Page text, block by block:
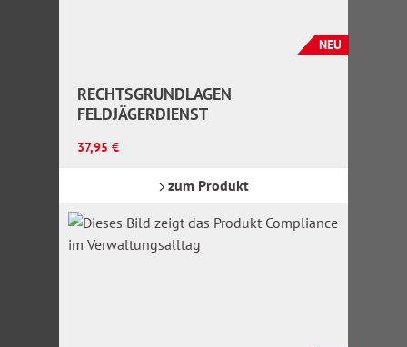
NEU
RECHTSGRUNDLAGEN
FELDJÄGERDIENST
Regulärer Preis:
37,95 €
zum Produkt